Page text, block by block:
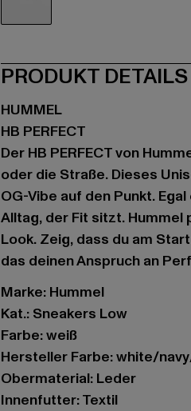
PRODUKT DETAILS
HUMMEL
HB PERFECT
Der HB PERFECT von
oder die Straße. Dieses
OG-Vibe auf den Punkt.
Alltag, der Fit sitzt.
Look. Zeig, dass du am
das deinen Anspruch an
Marke: Hummel
Kat.: Sneakers Low
Farbe: weiß
Hersteller Farbe: white/
Obermaterial: Leder
Innenfutter: Textil